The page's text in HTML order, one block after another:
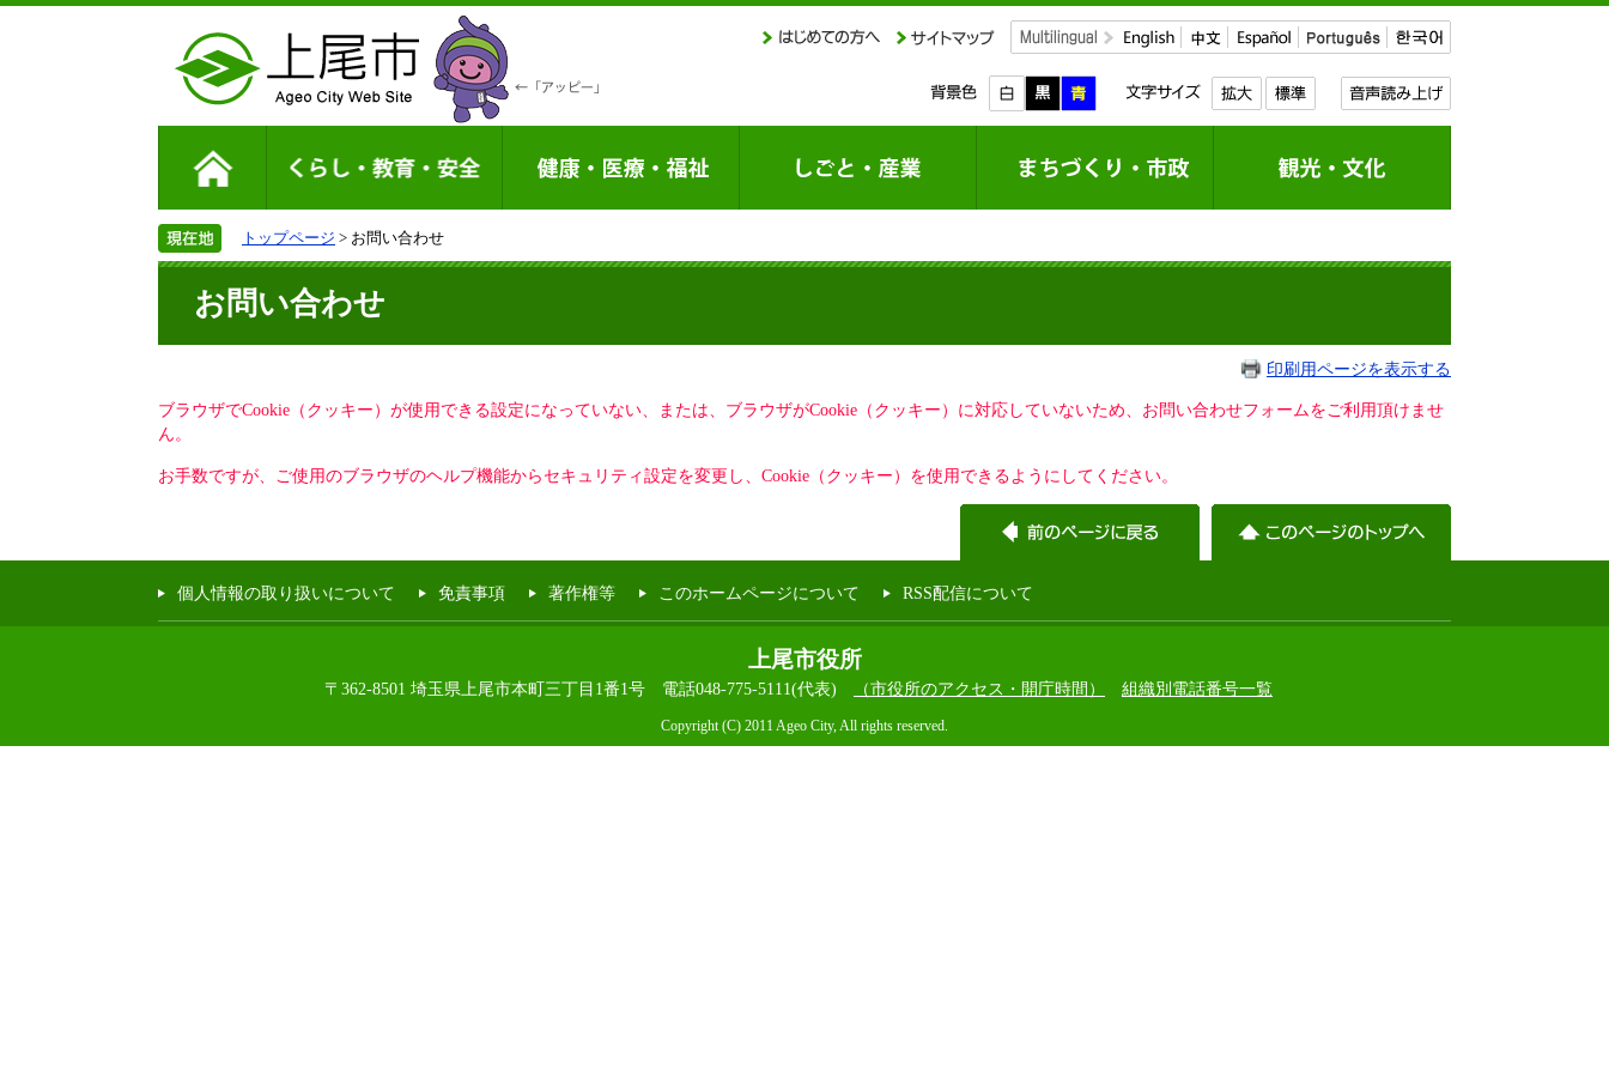
トップページ > お問い合わせ
お問い合わせ
印刷用ページを表示する
ブラウザでCookie（クッキー）が使用できる設定になっていない、または、ブラウザがCookie（クッキー）に対応していないため、お問い合わせフォームをご利用頂けませ
ん。
お手数ですが、ご使用のブラウザのヘルプ機能からセキュリティ設定を変更し、Cookie（クッキー）を使用できるようにしてください。
個人情報の取り扱いについて 免責事項 著作権等 このホームページについて RSS配信について
上尾市役所
〒362-8501 埼玉県上尾市本町三丁目1番1号 電話048-775-5111(代表) （市役所のアクセス・開庁時間） 組織別電話番号一覧
Copyright (C) 2011 Ageo City, All rights reserved.